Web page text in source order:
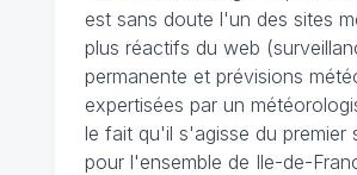
est sans doute l'un des sites
plus réactifs du web
permanente et prévisions
expertisées par un
le fait qu'il s'agisse du premier
pour l'ensemble de Ile-de-